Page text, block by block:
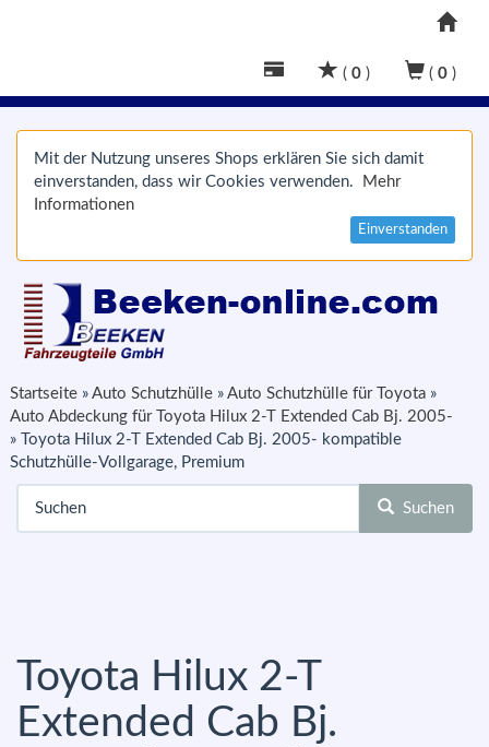
( 0 ) ( 0 )
Mit der Nutzung unseres Shops erklären Sie sich damit
einverstanden, dass wir Cookies verwenden.
Mehr
Informationen
Einverstanden
Startseite » Auto Schutzhülle » Auto Schutzhülle für Toyota »
Auto Abdeckung für Toyota Hilux 2-T Extended Cab Bj. 2005-
»
Toyota Hilux 2-T Extended Cab Bj. 2005- kompatible
Schutzhülle-Vollgarage, Premium
Suchen
Toyota Hilux 2-T
Extended Cab Bj.